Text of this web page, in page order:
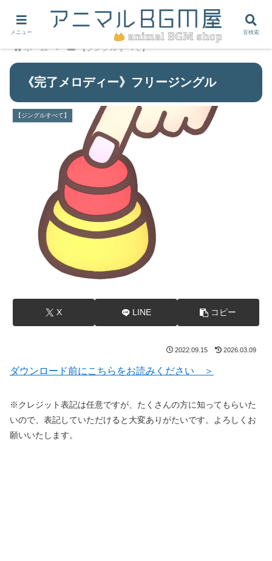
ホーム 【ジングルすべて】
《完了メロディー》フリージングル
【ジングルすべて】
X LINE コピー
2022.09.15 2026.03.09
ダウンロード前にこちらをお読みください ＞
※クレジット表記は任意ですが、たくさんの方に知ってもらいた
いので、表記していただけると大変ありがたいです。よろしくお
願いいたします。
メニュー 音検索